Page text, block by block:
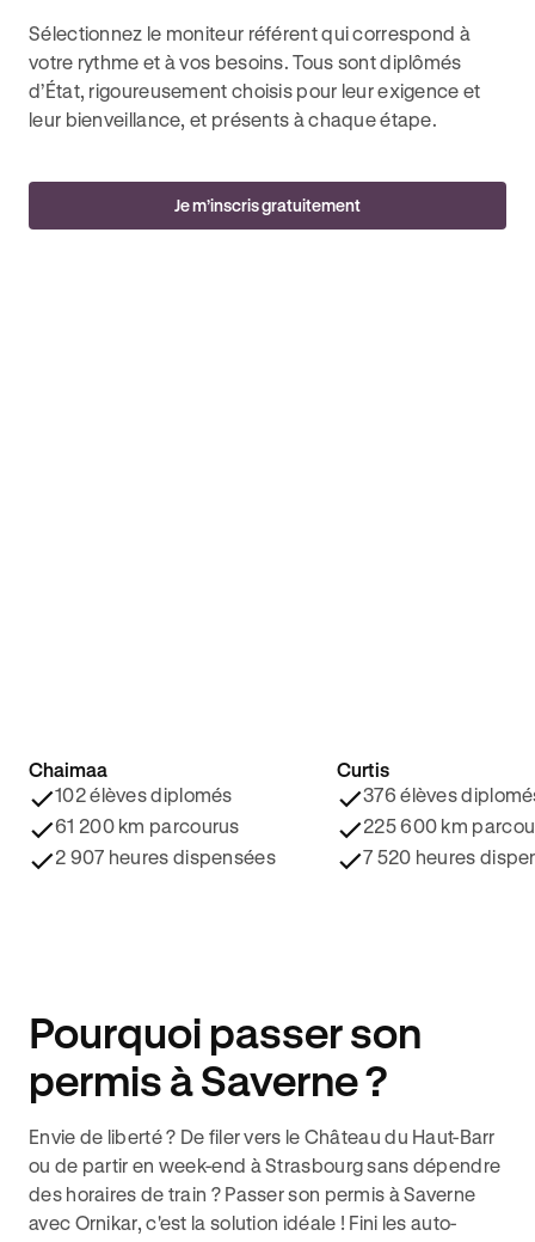
Sélectionnez le moniteur référent qui correspond à
votre rythme et à vos besoins. Tous sont diplômés
d’État, rigoureusement choisis pour leur exigence et
leur bienveillance, et présents à chaque étape.
Je m’inscris gratuitement
4.8/5 ⭐️
Chaimaa
102 élèves diplomés
61 200 km parcourus
2 907 heures dispensées
4.9/5 ⭐️
Curtis
376 élèves
225 600 km
7 520 heures
Pourquoi passer son
permis à Saverne ?
Envie de liberté ? De filer vers le Château du Haut-Barr
ou de partir en week-end à Strasbourg sans dépendre
des horaires de train ? Passer son permis à Saverne
avec Ornikar, c'est la solution idéale ! Fini les auto-